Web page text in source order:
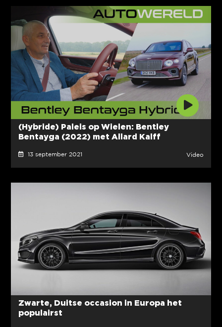
(Hybride) Paleis op Wielen: Bentley
Bentayga (2022) met Allard Kalff
13 september 2021 Video
Zwarte, Duitse occasion in Europa het
populairst